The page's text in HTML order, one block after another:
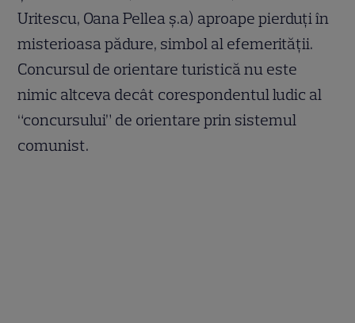
Uritescu, Oana Pellea ș.a) aproape pierduți în
misterioasa pădure, simbol al efemerității.
Concursul de orientare turistică nu este
nimic altceva decât corespondentul ludic al
“concursului” de orientare prin sistemul
comunist.